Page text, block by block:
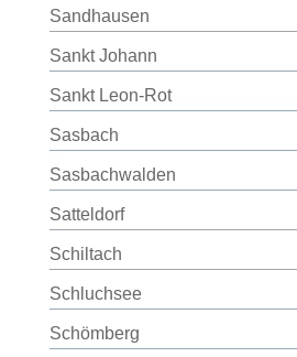
Sandhausen
Sankt Johann
Sankt Leon-Rot
Sasbach
Sasbachwalden
Satteldorf
Schiltach
Schluchsee
Schömberg